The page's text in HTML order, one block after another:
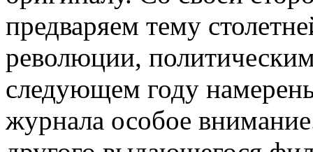
предваряем тему
революции,
следующем году
журнала особое